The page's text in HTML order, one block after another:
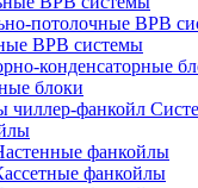
потолочные ВРВ
ВРВ системы
блоки
фанкойлы
фанкойлы